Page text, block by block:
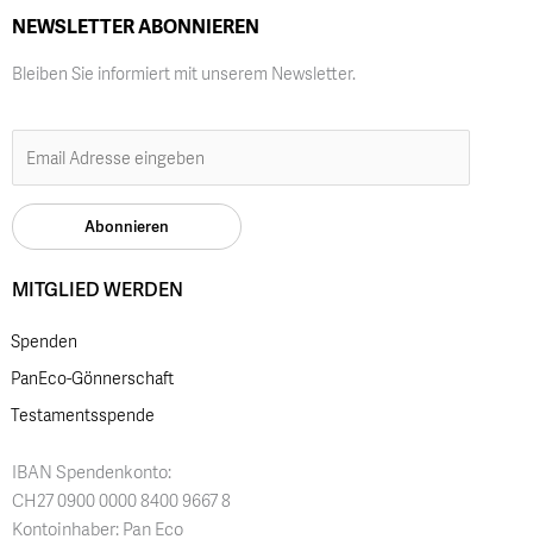
NEWSLETTER ABONNIEREN
Bleiben Sie informiert mit unserem Newsletter.
MITGLIED WERDEN
Spenden
PanEco-Gönnerschaft
Testamentsspende
IBAN Spendenkonto:
CH27 0900 0000 8400 9667 8
Kontoinhaber: Pan Eco